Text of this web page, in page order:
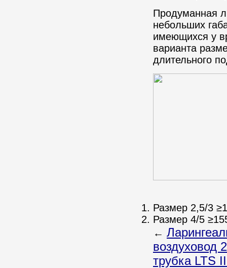
Продуманная
небольших
имеющихся у
варианта
длительного
Размер 2,5/3
Размер 4/5
←
воздуховод
трубка LTS